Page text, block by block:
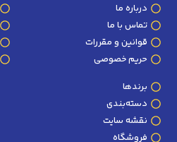
درباره ما
تماس با ما
قوانین و مقررات
حریم خصوصی
برندها
دسته‌بندی
نقشه سایت
فروشگاه